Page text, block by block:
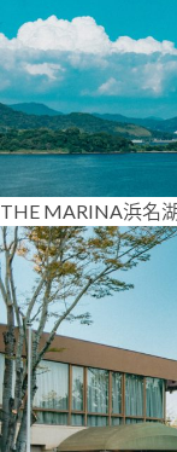
THE MARINA浜名